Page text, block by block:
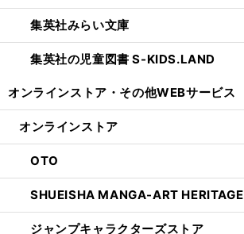
集英社みらい文庫
集英社の児童図書 S-KIDS.LAND
オンラインストア・ その他WEBサービス
オンラインストア
OTO
SHUEISHA MANGA-ART HERITAGE
ジャンプキャラクターズストア